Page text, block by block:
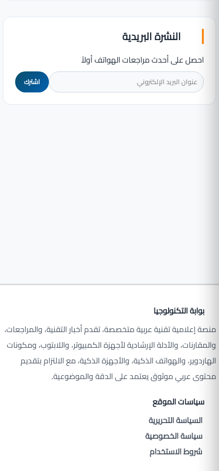
النشرة البريدية
احصل على أحدث مراجعات الهواتف أولاً
اشترك
بوابة التكنولوجيا
منصة إعلامية تقنية عربية متخصصة، تقدم أخبار التقنية، والمراجعات،
والمقارنات، والأدلة الإرشادية لأجهزة الكمبيوتر، واللابتوب، ومكونات
الهاردوير، والهواتف الذكية، والأجهزة الذكية، مع الالتزام بتقديم
محتوى عربي موثوق يعتمد على الدقة والموضوعية.
سياسات الموقع
السياسة التحريرية
سياسة الخصوصية
شروط الاستخدام